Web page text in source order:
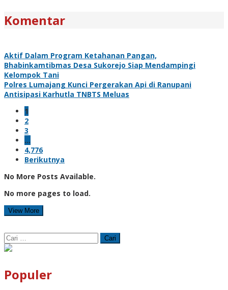
Komentar
Aktif Dalam Program Ketahanan Pangan,
Bhabinkamtibmas Desa Sukorejo Siap Mendampingi
Kelompok Tani
Polres Lumajang Kunci Pergerakan Api di Ranupani
Antisipasi Karhutla TNBTS Meluas
1
2
3
…
4,776
Berikutnya
No More Posts Available.
No more pages to load.
View More
Cari
untuk:
Populer